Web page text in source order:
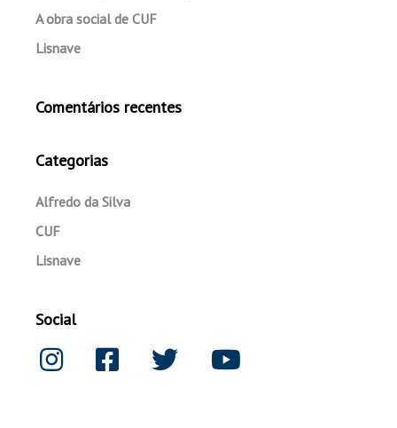
A obra social de CUF
Lisnave
Comentários recentes
Categorias
Alfredo da Silva
CUF
Lisnave
Social